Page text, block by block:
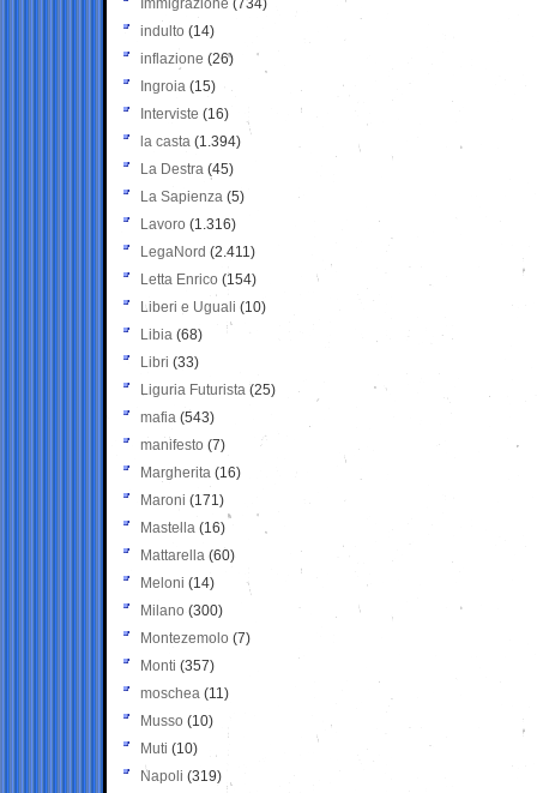
Immigrazione (734)
indulto (14)
inflazione (26)
Ingroia (15)
Interviste (16)
la casta (1.394)
La Destra (45)
La Sapienza (5)
Lavoro (1.316)
LegaNord (2.411)
Letta Enrico (154)
Liberi e Uguali (10)
Libia (68)
Libri (33)
Liguria Futurista (25)
mafia (543)
manifesto (7)
Margherita (16)
Maroni (171)
Mastella (16)
Mattarella (60)
Meloni (14)
Milano (300)
Montezemolo (7)
Monti (357)
moschea (11)
Musso (10)
Muti (10)
Napoli (319)